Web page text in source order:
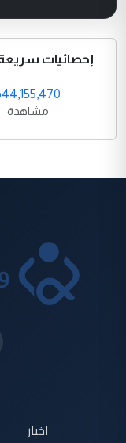
إحصائيات
مشاهدة
اخبار